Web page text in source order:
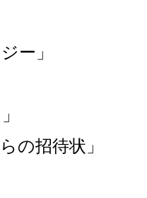
ー」
の招待状」